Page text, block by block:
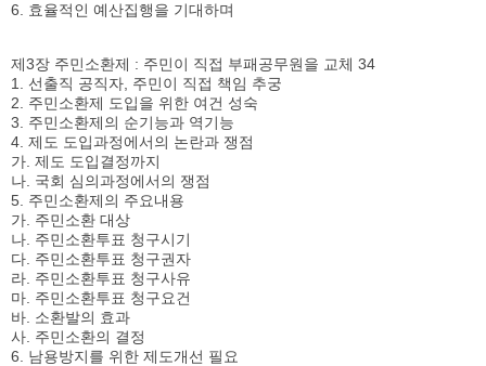
6. 효율적인 예산집행을 기대하며
제3장 주민소환제 : 주민이 직접 부패공무원을 교체 34
1. 선출직 공직자, 주민이 직접 책임 추궁
2. 주민소환제 도입을 위한 여건 성숙
3. 주민소환제의 순기능과 역기능
4. 제도 도입과정에서의 논란과 쟁점
가. 제도 도입결정까지
나. 국회 심의과정에서의 쟁점
5. 주민소환제의 주요내용
가. 주민소환 대상
나. 주민소환투표 청구시기
다. 주민소환투표 청구권자
라. 주민소환투표 청구사유
마. 주민소환투표 청구요건
바. 소환발의 효과
사. 주민소환의 결정
6. 남용방지를 위한 제도개선 필요